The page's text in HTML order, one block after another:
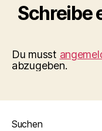
Schreibe
Du musst
abzugeben.
Suchen